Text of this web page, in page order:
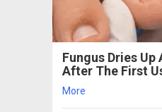
Fungus Dries Up
After The First
More